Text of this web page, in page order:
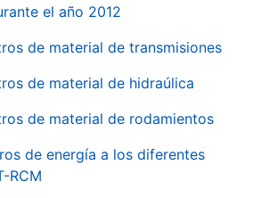
el año 2012
de material de transmisiones
de material de hidraúlica
de material de rodamientos
de energía a los diferentes
RCM